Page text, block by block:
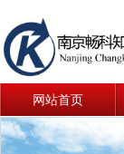
网站首页